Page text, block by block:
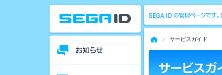
サービスガイド